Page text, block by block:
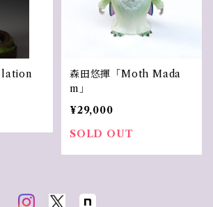
森田悠揮「Moth Mada
m」
¥29,000
SOLD OUT